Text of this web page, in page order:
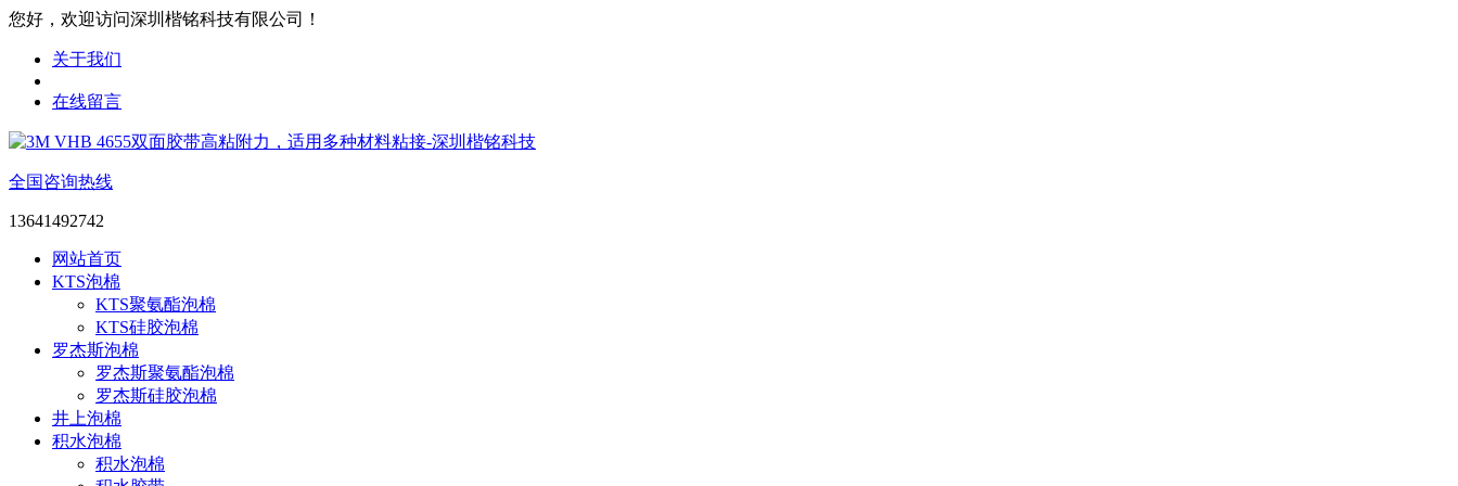
您好，欢迎访问深圳楷铭科技有限公司！
关于我们
在线留言
全国咨询热线
13641492742
网站首页
KTS泡棉
KTS聚氨酯泡棉
KTS硅胶泡棉
罗杰斯泡棉
罗杰斯聚氨酯泡棉
罗杰斯硅胶泡棉
井上泡棉
积水泡棉
积水泡棉